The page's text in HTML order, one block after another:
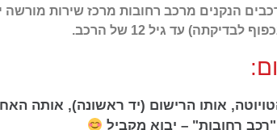
הנקנים מרכב רחובות מרכז שירות
לבדיקתה) עד גיל 12 של הרכב.
אותו הרישום (יד ראשונה), אותה
"רכב רחובות" – יבוא מקביל